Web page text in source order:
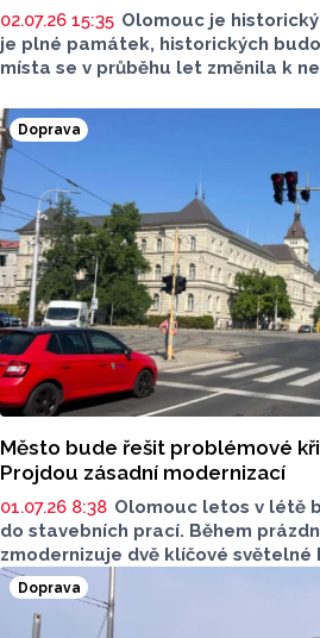
02.07.26 15:35 Olomouc je
je plné památek, historických
místa se v průběhu let změnila k
historie a v novém seriálu některá
Podívejte se, jak velké změny jsou.
Doprava
Město bude řešit problémové
Projdou zásadní modernizací
01.07.26 8:38 Olomouc letos v létě
do stavebních prací. Během
zmodernizuje dvě klíčové světelné
města. První je křižovatka na
druhou je křižovatka ulic
Hotovo má být v říjnu.
Doprava